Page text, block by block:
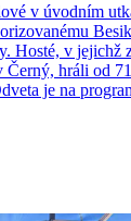
v úvodním
Hosté, v jejichž
hráli od
je na